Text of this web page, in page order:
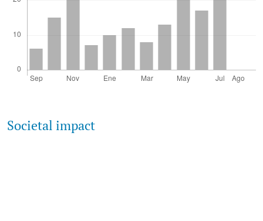
Societal impact